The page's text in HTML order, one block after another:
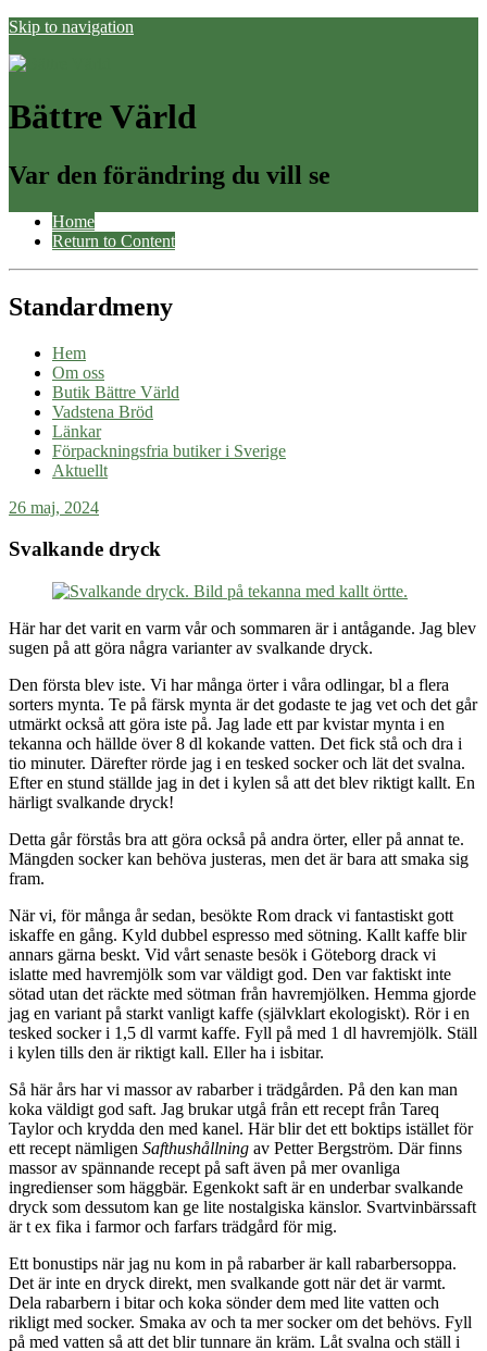
Skip to navigation
Bättre Värld
Var den förändring du vill se
Home
Return to Content
Standardmeny
Hem
Om oss
Butik Bättre Värld
Vadstena Bröd
Länkar
Förpackningsfria butiker i Sverige
Aktuellt
26 maj, 2024
Svalkande dryck
Här har det varit en varm vår och sommaren är i antågande. Jag blev
sugen på att göra några varianter av svalkande dryck.
Den första blev iste. Vi har många örter i våra odlingar, bl a flera
sorters mynta. Te på färsk mynta är det godaste te jag vet och det går
utmärkt också att göra iste på. Jag lade ett par kvistar mynta i en
tekanna och hällde över 8 dl kokande vatten. Det fick stå och dra i
tio minuter. Därefter rörde jag i en tesked socker och lät det svalna.
Efter en stund ställde jag in det i kylen så att det blev riktigt kallt. En
härligt svalkande dryck!
Detta går förstås bra att göra också på andra örter, eller på annat te.
Mängden socker kan behöva justeras, men det är bara att smaka sig
fram.
När vi, för många år sedan, besökte Rom drack vi fantastiskt gott
iskaffe en gång. Kyld dubbel espresso med sötning. Kallt kaffe blir
annars gärna beskt. Vid vårt senaste besök i Göteborg drack vi
islatte med havremjölk som var väldigt god. Den var faktiskt inte
sötad utan det räckte med sötman från havremjölken. Hemma gjorde
jag en variant på starkt vanligt kaffe (självklart ekologiskt). Rör i en
tesked socker i 1,5 dl varmt kaffe. Fyll på med 1 dl havremjölk. Ställ
i kylen tills den är riktigt kall. Eller ha i isbitar.
Så här års har vi massor av rabarber i trädgården. På den kan man
koka väldigt god saft. Jag brukar utgå från ett recept från Tareq
Taylor och krydda den med kanel. Här blir det ett boktips istället för
ett recept nämligen Safthushållning av Petter Bergström. Där finns
massor av spännande recept på saft även på mer ovanliga
ingredienser som häggbär. Egenkokt saft är en underbar svalkande
dryck som dessutom kan ge lite nostalgiska känslor. Svartvinbärssaft
är t ex fika i farmor och farfars trädgård för mig.
Ett bonustips när jag nu kom in på rabarber är kall rabarbersoppa.
Det är inte en dryck direkt, men svalkande gott när det är varmt.
Dela rabarbern i bitar och koka sönder dem med lite vatten och
rikligt med socker. Smaka av och ta mer socker om det behövs. Fyll
på med vatten så att det blir tunnare än kräm. Låt svalna och ställ i